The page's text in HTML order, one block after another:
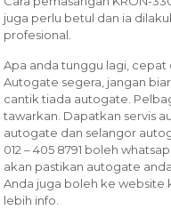
juga perlu betul dan ia
profesional.
Apa anda tunggu lagi,
Autogate segera, jangan
cantik tiada autogate.
tawarkan. Dapatkan servis
autogate dan selangor
012 – 405 8791 boleh
akan pastikan autogate
Anda juga boleh ke website
lebih info.